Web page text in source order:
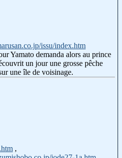
issu/index.htm
Yamato demanda alors au prince
un jour une grosse pêche
une île de voisinage.
,